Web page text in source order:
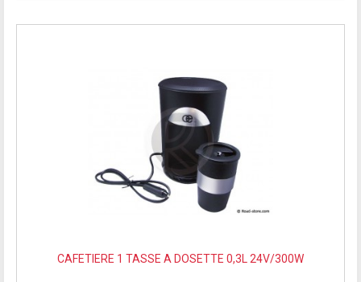
CAFETIERE 1 TASSE A DOSETTE 0,3L 24V/300W